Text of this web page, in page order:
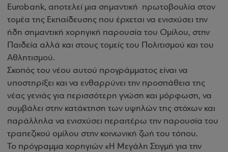
Eurobank, αποτελεί μια σημαντική πρωτοβουλία στον
τομέα της Εκπαίδευσης που έρχεται να ενισχύσει την
ήδη σημαντική χορηγική παρουσία του Ομίλου, στην
Παιδεία αλλά και στους τομείς του Πολιτισμού και του
Αθλητισμού.
Σκοπός του νέου αυτού προγράμματος είναι να
υποστηρίξει και να ενθαρρύνει την προσπάθεια της
νέας γενιάς για περισσότερη γνώση και μόρφωση, να
συμβάλει στην κατάκτηση των υψηλών της στόχων και
παράλληλα να ενισχύσει περαιτέρω την παρουσία του
τραπεζικού ομίλου στην κοινωνική ζωή του τόπου.
Το πρόγραμμα χορηγιών «Η Μεγάλη Στιγμή για την